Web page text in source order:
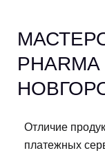
Отличие
платежных